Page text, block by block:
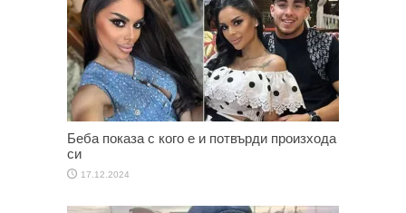
Беба показа с кого е и потвърди произхода
си
17.12.2024